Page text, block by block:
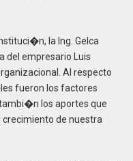
la Ing. Gelca
empresario Luis
Al respecto
fueron los factores
los aportes que
crecimiento de nuestra